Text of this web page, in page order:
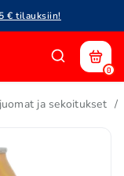
€ tilauksiin!
0
ja sekoitukset